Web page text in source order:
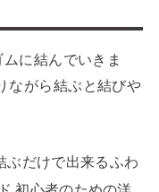
に結んでいきま
ながら結ぶと結びや